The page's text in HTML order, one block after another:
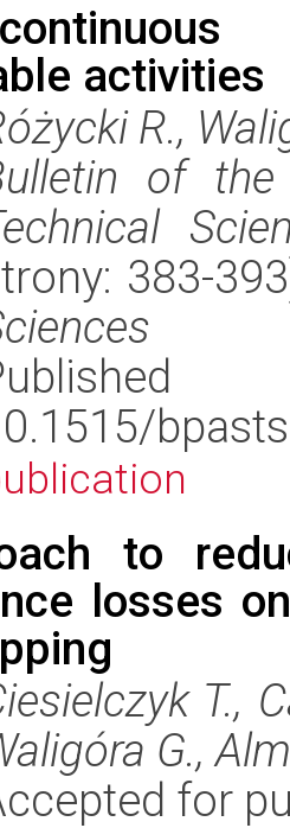
activities
R.,
of the
383-
to
losses
T.,
G.,
for